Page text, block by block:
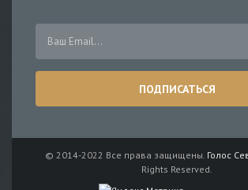
© 2014-2022 Все права защищены. Голос
Rights Reserved.